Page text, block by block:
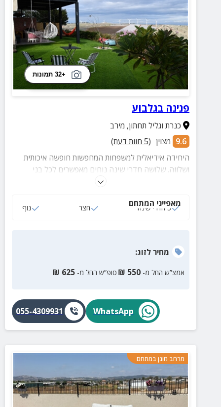
+32 תמונות
פנינה בגלבוע
כנרת וגליל תחתון, מירב
9.6 מצוין (
5 חוות דעת)
היחידה אידיאלית למשפחות המחפשות חופשה איכותית
ושלווה. שלושה חדרי שינה נוחים מאפשרים לכל בני
המשפחה ליהנות מפרטיות ומנוחה, בעוד החצר הירוקה
לרוץ ולשחק.
מאפייני המתחם
3 חדרי שינה חצר נוף
מחירלזוג:
אמצ”ש החל מ- 550
₪ סופ”ש החל מ- 625
₪
WhatsApp
055-4309931
מרחב מוגן במתחם